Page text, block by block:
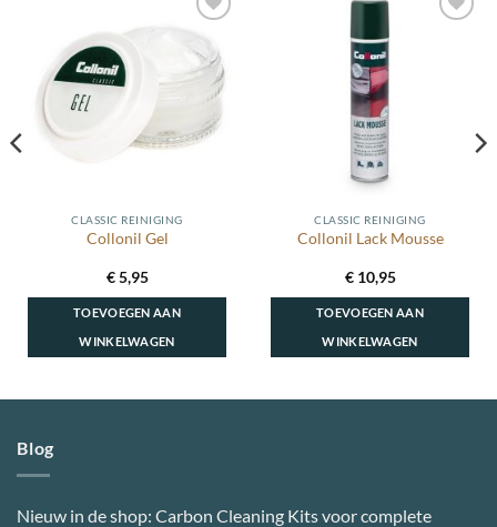
Toevoegen
aan
wenslijst
CLASSIC REINIGING
Collonil Gel
€5,95
TOEVOEGEN AAN
WINKELWAGEN
CLASSIC REINIGING
Collonil Lack Mousse
€10,95
TOEVOEGEN AAN
WINKELWAGEN
Blog
Nieuw in de shop: Carbon Cleaning Kits voor complete